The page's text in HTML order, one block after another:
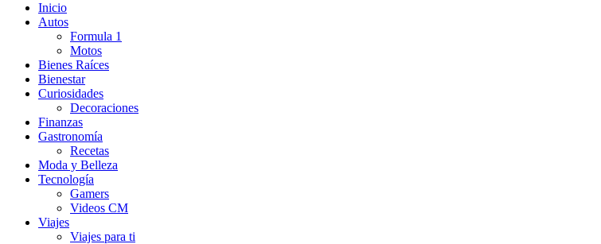
Inicio
Autos
Formula 1
Motos
Bienes Raíces
Bienestar
Curiosidades
Decoraciones
Finanzas
Gastronomía
Recetas
Moda y Belleza
Tecnología
Gamers
Videos CM
Viajes
Viajes para ti